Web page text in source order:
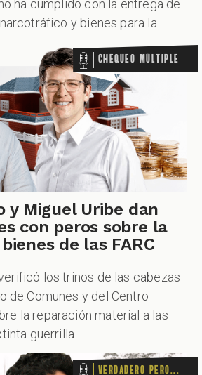
ha cumplido con la entrega de
y bienes para la...
Chequeo Múltiple
y Miguel Uribe dan
con peros sobre la
de las FARC
los trinos de las cabezas
de Comunes y del Centro
la reparación material a las
guerrilla.
Verdadero pero...